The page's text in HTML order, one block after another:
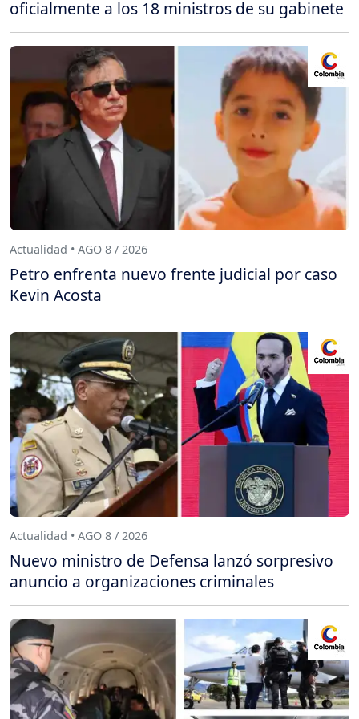
oficialmente a los 18 ministros de su gabinete
Actualidad • AGO 8 / 2026
Petro enfrenta nuevo frente judicial por caso
Kevin Acosta
Actualidad • AGO 8 / 2026
Nuevo ministro de Defensa lanzó sorpresivo
anuncio a organizaciones criminales